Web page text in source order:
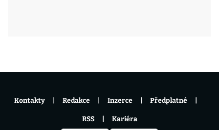
Kontakty Redakce Inzerce Předplatné
RSS Kariéra